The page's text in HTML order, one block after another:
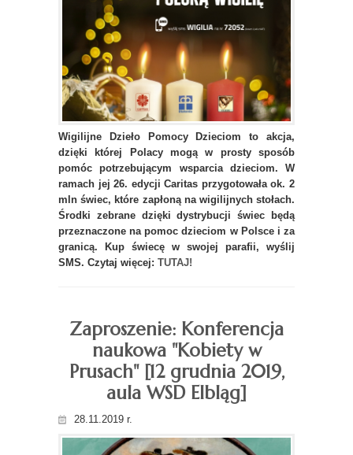
Wigilijne Dzieło Pomocy Dzieciom to akcja,
dzięki której Polacy mogą w prosty sposób
pomóc potrzebującym wsparcia dzieciom. W
ramach jej 26. edycji Caritas przygotowała ok. 2
mln świec, które zapłoną na wigilijnych stołach.
Środki zebrane dzięki dystrybucji świec będą
przeznaczone na pomoc dzieciom w Polsce i za
granicą. Kup świecę w swojej parafii, wyślij
SMS. Czytaj więcej: TUTAJ!
Zaproszenie: Konferencja
naukowa "Kobiety w
Prusach" [12 grudnia 2019,
aula WSD Elbląg]
28.11.2019 r.